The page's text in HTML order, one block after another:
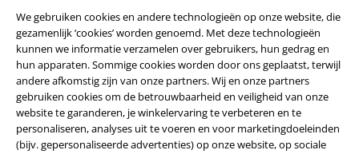
We gebruiken cookies en andere technologieën op onze website, die
gezamenlijk ‘cookies’ worden genoemd. Met deze technologieën
kunnen we informatie verzamelen over gebruikers, hun gedrag en
hun apparaten. Sommige cookies worden door ons geplaatst, terwijl
andere afkomstig zijn van onze partners. Wij en onze partners
gebruiken cookies om de betrouwbaarheid en veiligheid van onze
website te garanderen, je winkelervaring te verbeteren en te
personaliseren, analyses uit te voeren en voor marketingdoeleinden
(bijv. gepersonaliseerde advertenties) op onze website, op sociale
voor langere perioden in uw loop- of vrijetijdsschoenen. Als u uw sokken
liever verbergt, maar het comfortabele gevoel in uw schoenen niet wilt
missen, dan kunt u kiezen voor onze Füßlingen. Supercomfortabel en
laag uitgesneden, ze zijn vrijwel onzichtbaar in uw sneakers.
Op koudere dagen raden wij katoenen gebreide kleding aan. Het
materiaal biedt u warme damessokken die ook nog eens helemaal
behaaglijk zijn – natuurlijk altijd in precies de kleur en maat die u het
beste past. Geeft u de voorkeur aan bekende merken? Ga dan voor de